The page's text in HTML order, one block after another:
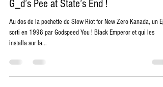
GODSPEED YOU ! BLACK EMPEROR //
G_d’s Pee at State’s End !
Au dos de la pochette de Slow Riot for New Zero Kanada, un Ep
installa sur la...